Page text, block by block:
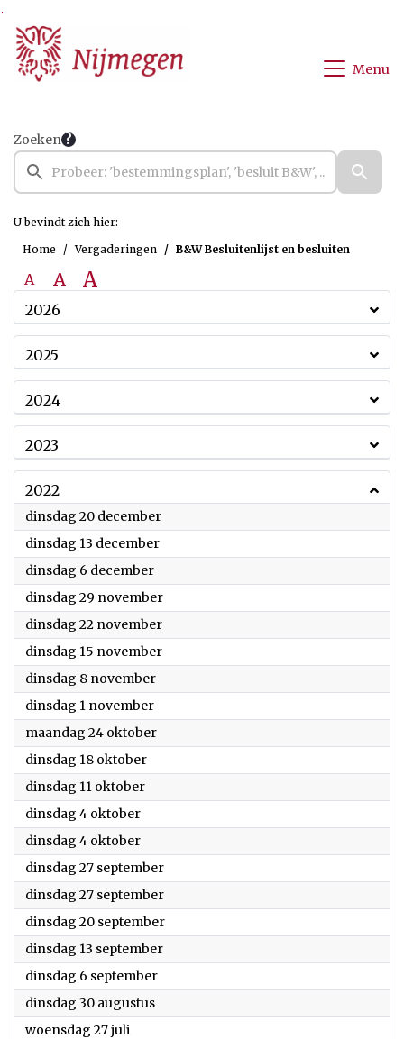
Menu
Zoeken
U bevindt zich hier:
Home
Vergaderingen B&W Besluitenlijst en besluiten
A A A
2026
2025
2024
2023
2022
dinsdag 20 december2022
dinsdag 13 december2022
dinsdag 6 december2022
dinsdag 29 november2022
dinsdag 22 november2022
dinsdag 15 november2022
dinsdag 8 november2022
dinsdag 1 november2022
maandag 24 oktober2022
dinsdag 18 oktober2022
dinsdag 11 oktober2022
dinsdag 4 oktober2022
dinsdag 4 oktober2022
dinsdag 27 september2022
dinsdag 27 september2022
dinsdag 20 september2022
dinsdag 13 september2022
dinsdag 6 september2022
dinsdag 30 augustus2022
woensdag 27 juli